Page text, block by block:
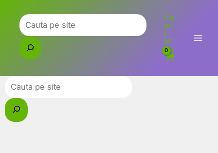
content
Caută
Co
su
l
M
eu
Caută